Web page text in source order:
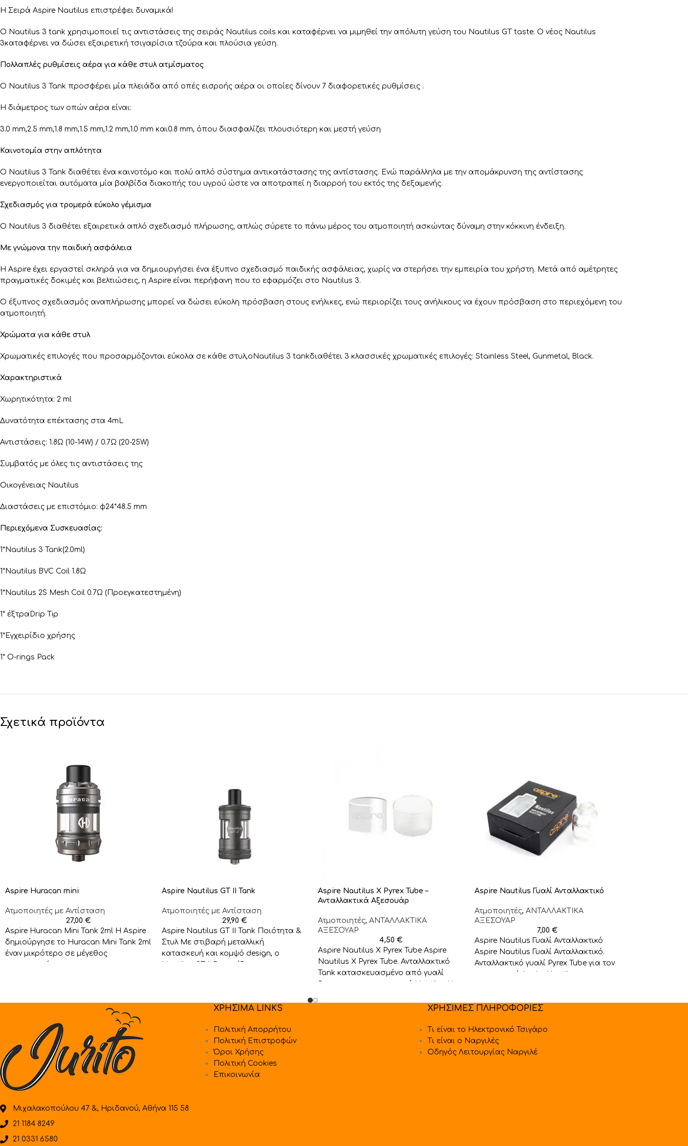
Η Σειρά Aspire Nautilus επιστρέφει δυναμικά!
Ο Nautilus 3 tank χρησιμοποιεί τις αντιστάσεις της σειράς Nautilus coils και καταφέρνει να μιμηθεί την απόλυτη γεύση του Nautilus GT taste. Ο νέος Nautilus
3καταφέρνει να δώσει εξαιρετική τσιγαρίσια τζούρα και πλούσια γεύση.
Πολλαπλές ρυθμίσεις αέρα για κάθε στυλ ατμίσματος
Ο Nautilus 3 Tank προσφέρει μία πλειάδα από οπές εισροής αέρα οι οποίες δίνουν 7 διαφορετικές ρυθμίσεις .
Η διάμετρος των οπών αέρα είναι:
3.0 mm,2.5 mm,1.8 mm,1.5 mm,1.2 mm,1.0 mm και0.8 mm, όπου διασφαλίζει πλουσιότερη και μεστή γεύση
Καινοτομία στην απλότητα
Ο Nautilus 3 Tank διαθέτει ένα καινοτόμο και πολύ απλό σύστημα αντικατάστασης της αντίστασης. Ενώ παράλληλα με την απομάκρυνση της αντίστασης
ενεργοποιείται αυτόματα μία βαλβίδα διακοπής του υγρού ώστε να αποτραπεί η διαρροή του εκτός της δεξαμενής.
Σχεδιασμός για τρομερά εύκολο γέμισμα
Ο Nautilus 3 διαθέτει εξαιρετικά απλό σχεδιασμό πλήρωσης, απλώς σύρετε το πάνω μέρος του ατμοποιητή ασκώντας δύναμη στην κόκκινη ένδειξη.
Με γνώμονα την παιδική ασφάλεια
Η Aspire έχει εργαστεί σκληρά για να δημιουργήσει ένα έξυπνο σχεδιασμό παιδικής ασφάλειας, χωρίς να στερήσει την εμπειρία του χρήστη. Μετά από αμέτρητες
πραγματικές δοκιμές και βελτιώσεις, η Aspire είναι περήφανη που το εφαρμόζει στο Nautilus 3.
Ο έξυπνος σχεδιασμός αναπλήρωσης μπορεί να δώσει εύκολη πρόσβαση στους ενήλικες, ενώ περιορίζει τους ανήλικους να έχουν πρόσβαση στο περιεχόμενη του
ατμοποιητή.
Χρώματα για κάθε στυλ
Χρωματικές επιλογές που προσαρμόζονται εύκολα σε κάθε στυλ,οNautilus 3 tankδιαθέτει 3 κλασσικές χρωματικές επιλογές: Stainless Steel, Gunmetal, Black.
Χαρακτηριστικά
Χωρητικότητα: 2 ml
Δυνατότητα επέκτασης στα 4mL
Αντιστάσεις: 1.8Ω (10-14W) / 0.7Ω (20-25W)
Συμβατός με όλες τις αντιστάσεις της
Οικογένειας Nautilus
Διαστάσεις με επιστόμιο: φ24*48.5 mm
Περιεχόμενα Συσκευασίας:
1*Nautilus 3 Tank(2.0ml)
1*Nautilus BVC Coil 1.8Ω
1*Nautilus 2S Mesh Coil 0.7Ω (Προεγκατεστημένη)
1* έξτραDrip Tip
1*Εγχειρίδιο χρήσης
1* O-rings Pack
Σχετικά προϊόντα
Aspire Huracan mini
Ατμοποιητές με Αντίσταση
27,00 €
Aspire Huracan Mini Tank 2ml Η Aspire
δημιούργησε το Huracan Mini Tank 2ml
έναν μικρότερο σε μέγεθος
Aspire Nautilus GT II Tank
Ατμοποιητές με Αντίσταση
29,90€
Aspire Nautilus GT II Tank Ποιότητα &
Στυλ Με στιβαρή μεταλλική
κατασκευή και κομψό design, ο
Aspire Nautilus X Pyrex Tube –
Ανταλλακτικά Αξεσουάρ
Ατμοποιητές, ΑΝΤΑΛΛΑΚΤΙΚΑ
ΑΞΕΣΟΥΑΡ
4,50€
Aspire Nautilus X Pyrex Tube Aspire
Nautilus X Pyrex Tube. Ανταλλακτικό
Tank κατασκευασμένο από γυαλί
Aspire Nautilus Γυαλί Ανταλλακτικό
Ατμοποιητές, ΑΝΤΑΛΛΑΚΤΙΚΑ
ΑΞΕΣΟΥΑΡ
7,00€
Aspire Nautilus Γυαλί Ανταλλακτικό
Aspire Nautilus Γυαλί Ανταλλακτικό.
Ανταλλακτικό γυαλί Pyrex Tube για τον
ατσάλι και
Μιχαλακοπούλου 47 &, Ηριδανού, Αθήνα 115 58
21 1184 8249
21 0331 6580
ΧΡΗΣΙΜΑ LINKS
Πολιτική Απορρήτου
Πολιτική Επιστροφών
Όροι Χρήσης
Πολιτική Cookies
Επικοινωνία
ΧΡΗΣΙΜΕΣ ΠΛΗΡΟΦΟΡΙΕΣ
Τι είναι το Ηλεκτρονικό Τσιγάρο
Τι είναι ο Ναργιλές
Οδηγός Λειτουργίας Ναργιλέ